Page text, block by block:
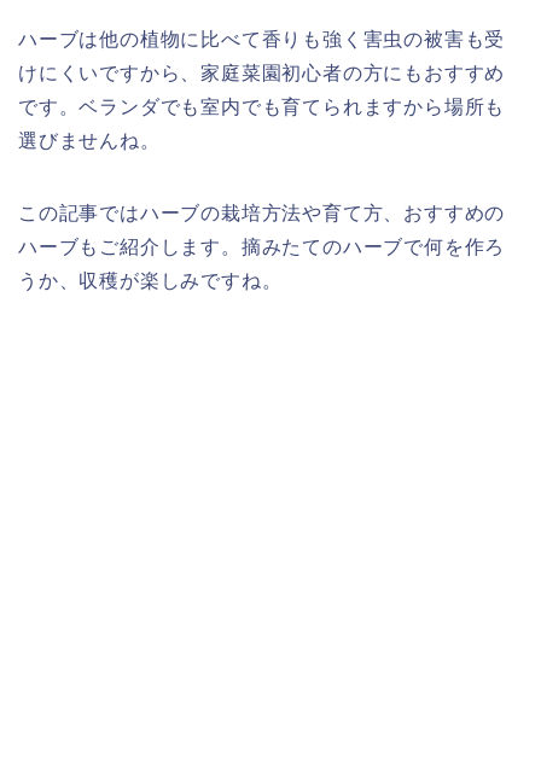
ハーブは他の植物に比べて香りも強く害虫の被害も受
けにくいですから、家庭菜園初心者の方にもおすすめ
です。ベランダでも室内でも育てられますから場所も
選びませんね。
この記事ではハーブの栽培方法や育て方、おすすめの
ハーブもご紹介します。摘みたてのハーブで何を作ろ
うか、収穫が楽しみですね。